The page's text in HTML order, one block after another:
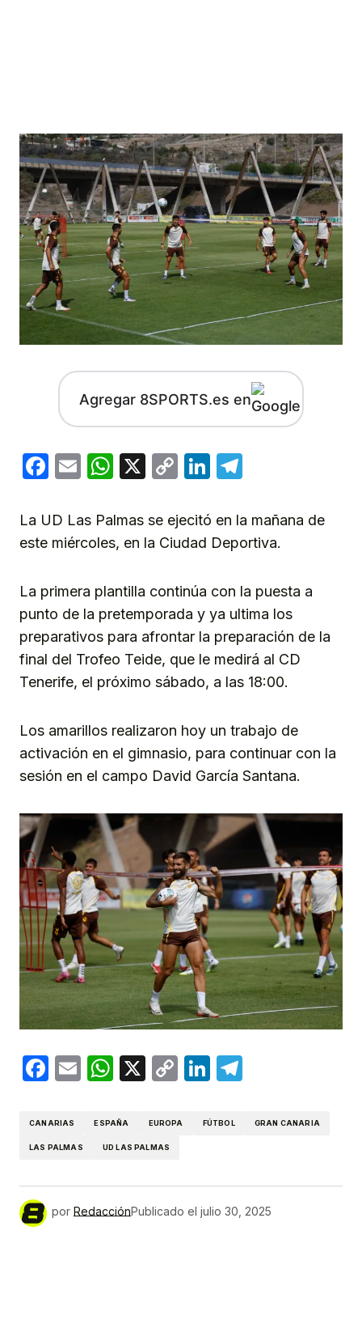
Agregar 8SPORTS.es en
Facebook
EmailWhatsApp
X
CopyLinkedIn
La UD Las Palmas se ejecitó en la mañana de
este miércoles, en la Ciudad Deportiva.
La primera plantilla continúa con la puesta a
punto de la pretemporada y ya ultima los
preparativos para afrontar la preparación de la
final del Trofeo Teide, que le medirá al CD
Tenerife, el próximo sábado, a las 18:00.
Los amarillos realizaron hoy un trabajo de
activación en el gimnasio, para continuar con la
sesión en el campo David García Santana.
Facebook
EmailWhatsApp
X
CopyLinkedIn
CANARIAS ESPAÑA EUROPA FÚTBOL GRAN CANARIA
LAS PALMAS UD LAS PALMAS
por RedacciónPublicado el julio 30, 2025